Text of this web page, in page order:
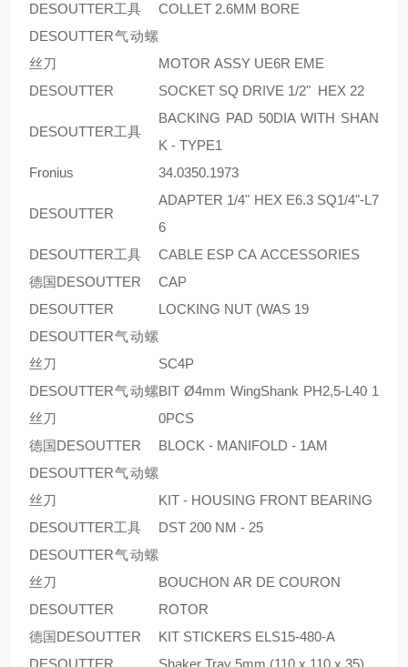
DESOUTTER工具
COLLET 2.6MM BORE
DESOUTTER气动螺
丝刀
MOTOR ASSY UE6R EME
DESOUTTER
SOCKET SQ DRIVE 1/2" HEX 22
DESOUTTER工具
BACKING PAD 50DIA WITH SHAN
K - TYPE1
Fronius
34.0350.1973
DESOUTTER
ADAPTER 1/4" HEX E6.3 SQ1/4"-L7
6
DESOUTTER工具
CABLE ESP CA ACCESSORIES
德国DESOUTTER
CAP
DESOUTTER
LOCKING NUT (WAS 19
DESOUTTER气动螺
丝刀
SC4P
DESOUTTER气动螺
丝刀
BIT Ø4mm WingShank PH2,5-L40 1
0PCS
德国DESOUTTER
BLOCK - MANIFOLD - 1AM
DESOUTTER气动螺
丝刀
KIT - HOUSING FRONT BEARING
DESOUTTER工具
DST 200 NM - 25
DESOUTTER气动螺
丝刀
BOUCHON AR DE COURON
DESOUTTER
ROTOR
德国DESOUTTER
KIT STICKERS ELS15-480-A
DESOUTTER
Shaker Tray 5mm (110 x 110 x 35)